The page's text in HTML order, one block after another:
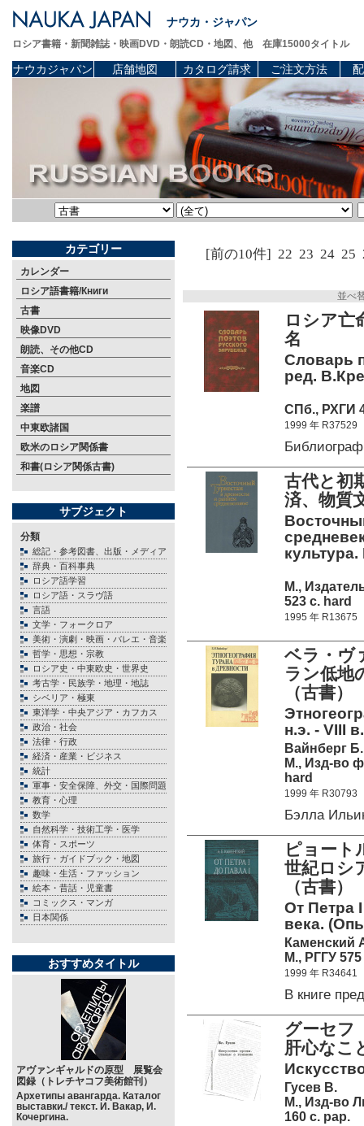
ナウカ・ジャパン
ロシア書籍・新聞雑誌・映画DVD・朗読CD・地図、他 在庫15000タイトル
ナウカジャパン 店舗地図 カタログ請求 ご注文方法
カテゴリー
カレンダー
ロシア語書籍/Книги
古書
映像DVD
朗読、その他CD
音楽CD
地図
楽譜
中東欧諸国
欧米のロシア関係書
和書(ロシア関係古書)
サブジェクト
分類
総記・参考図書、出版・メディア
辞典・百科事典
ロシア語学習
ロシア語・スラヴ語
言語
文学・フォークロア
美術・演劇・映画・バレエ・音楽
哲学・思想・宗教
ロシア史・中東欧史・世界史
考古学・民族学・地理・地誌
シベリア・極東
東洋学・中央アジア・カフカス
政治・社会
法律・行政
経済・産業・ビジネス
統計
軍事・安全保障、外交・国際問題
教育・心理
数学
自然科学・技術工学・医学
体育・スポーツ
旅行・ガイドブック・地図
趣味・生活・ファッション
絵本・昔話・児童書
コミックス・マンガ
日本関係
おすすめタイトル
アヴァンギャルドの原型 展覧会
図録（トレチヤコフ美術館刊）
Архетипы авангарда. Каталог
выставки./ текст. И. Вакар, И.
Кочергина.
[前の10件] 22 23 24 25
並べ
ロシア
名
Словарь
ред.
СПб., РХГИ
1999 年 R37529
古代と初
済、物質
М.,
523 c. hard
1995 年 R13675
ベラ・ヴ
ラン低
（古書）
н.э. - VIII
Вайнберг
М., Изд-во
hard
1999 年 R30793
Бэлла
ピョー
世紀ロシ
（古書）
От Петра
века.
Каменский
М., РГГУ
1999 年 R34641
В книге
グーセ
肝心なこ
Гусев В.
М., Изд-во
160 c. pap.